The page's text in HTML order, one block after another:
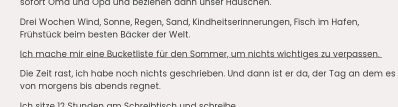
Drei Wochen Wind, Sonne, Regen, Sand, Kindheitserinnerungen, Fisch im Hafen,
Frühstück beim besten Bäcker der Welt.
Ich mache mir eine Bucketliste für den Sommer, um nichts wichtiges zu verpassen.
Die Zeit rast, ich habe noch nichts geschrieben. Und dann ist er da, der Tag an dem es
von morgens bis abends regnet.